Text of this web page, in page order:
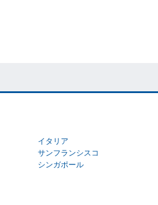
イタリア
サンフランシスコ
シンガポール